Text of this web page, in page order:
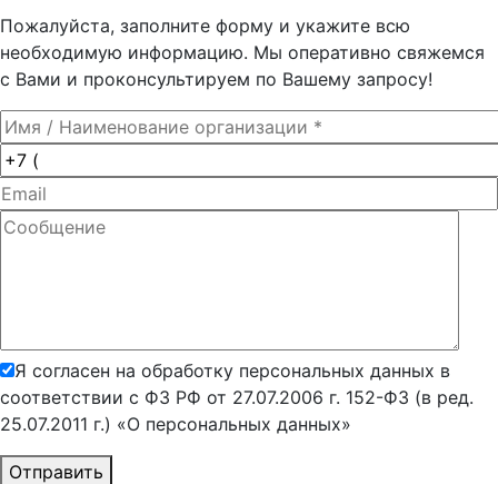
Пожалуйста, заполните форму и укажите всю
необходимую информацию. Мы оперативно свяжемся
с Вами и проконсультируем по Вашему запросу!
Я согласен на обработку персональных данных в
соответствии с ФЗ РФ от 27.07.2006 г. 152-ФЗ (в ред.
25.07.2011 г.) «О персональных данных»
Отправить